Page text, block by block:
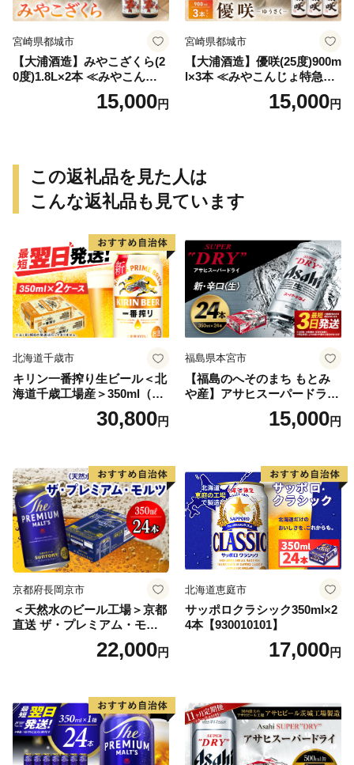
宮崎県都城市
【大浦酒造】みやこざくら(2
0度)1.8L×2本 ≪みやこんじょ
特急便≫_MJ-077115,000円
宮崎県都城市
【大浦酒造】優咲(25度)900m
l×3本 ≪みやこんじょ特急便
15,000円
この返礼品を見た人は
こんな返礼品も見ています
北海道千歳市
キリン一番搾り生ビール＜北
海道千歳工場産＞350ml（24
30,800円
福島県本宮市
【福島のへそのまち もとみ
や産】アサヒスーパードライ
350ml×24本 合計8.4L 1ケー
ス アルコール度数5% 缶ビー
口 送料無料 カメイ 本宮市
【07214-0206】
15,000円
京都府長岡京市
＜天然水のビール工場＞京都
直送 ザ・プレミアム・モル
ツ 350ml×24本 プレモル [149
22,000円
北海道恵庭市
サッポロクラシック350ml×2
4本【930010101】
17,000円